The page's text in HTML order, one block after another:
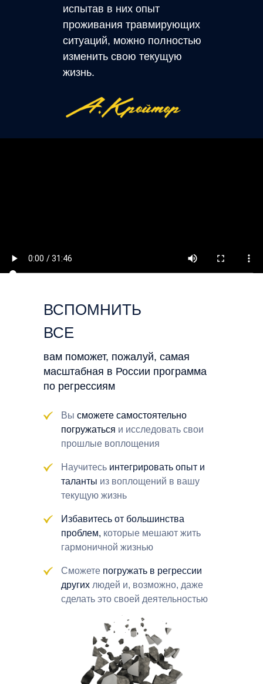
испытав в них опыт
проживания травмирующих
ситуаций, можно полностью
изменить свою текущую
жизнь.
Вы сможете самостоятельно
погружаться и исследовать свои
прошлые воплощения
ВСПОМНИТЬ
ВСЕ
вам поможет, пожалуй, самая
масштабная в России программа
по регрессиям
Научитесь интегрировать опыт и
таланты из воплощений в вашу
текущую жизнь
Избавитесь от большинства
проблем, которые мешают жить
гармоничной жизнью
Сможете погружать в регрессии
других людей и, возможно, даже
сделать это своей деятельностью